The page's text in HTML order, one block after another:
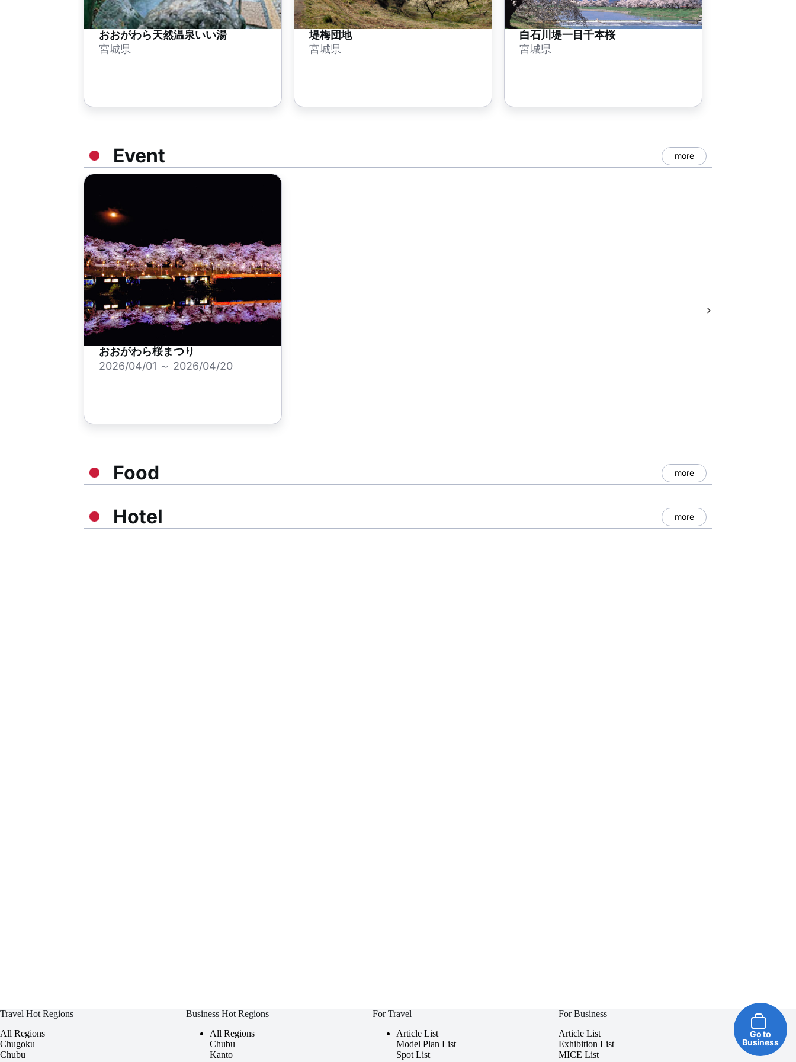
おおがわら天然温泉いい湯
宮城県
堤梅団地
宮城県
白石川堤一目千本桜
宮城県
Event more
おおがわら桜まつり
2026/04/01 ～ 2026/04/20
Food more
Hotel more
Go to
Business
Travel Hot Regions
All Regions
Chugoku
Chubu
Business Hot Regions
All Regions
Chubu
Kanto
For Travel
Article List
Model Plan List
Spot List
For Business
Article List
Exhibition List
MICE List